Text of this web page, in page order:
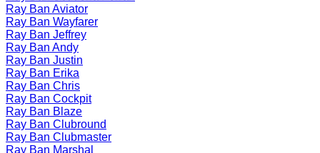
Ray Ban Aviator
Ray Ban Wayfarer
Ray Ban Jeffrey
Ray Ban Andy
Ray Ban Justin
Ray Ban Erika
Ray Ban Chris
Ray Ban Cockpit
Ray Ban Blaze
Ray Ban Clubround
Ray Ban Clubmaster
Ray Ban Marshal